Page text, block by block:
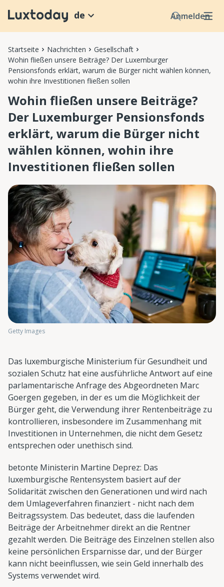
Anmelden
de
Startseite Nachrichten
Gesellschaft
Wohin fließen unsere Beiträge? Der Luxemburger
Pensionsfonds erklärt, warum die Bürger nicht wählen können,
wohin ihre Investitionen fließen sollen
Wohin fließen unsere Beiträge?
Der Luxemburger Pensionsfonds
erklärt, warum die Bürger nicht
wählen können, wohin ihre
Investitionen fließen sollen
Getty Images
Das luxemburgische Ministerium für Gesundheit und
sozialen Schutz hat eine ausführliche Antwort auf eine
parlamentarische Anfrage des Abgeordneten Marc
Goergen gegeben, in der es um die Möglichkeit der
Bürger geht, die Verwendung ihrer Rentenbeiträge zu
kontrollieren, insbesondere im Zusammenhang mit
Investitionen in Unternehmen, die nicht dem Gesetz
entsprechen oder unethisch sind.
betonte Ministerin Martine Deprez: Das
luxemburgische Rentensystem basiert auf der
Solidarität zwischen den Generationen und wird nach
dem Umlageverfahren finanziert - nicht nach dem
Beitragssystem. Das bedeutet, dass die laufenden
Beiträge der Arbeitnehmer direkt an die Rentner
gezahlt werden. Die Beiträge des Einzelnen stellen also
keine persönlichen Ersparnisse dar, und der Bürger
kann nicht beeinflussen, wie sein Geld innerhalb des
Systems verwendet wird.